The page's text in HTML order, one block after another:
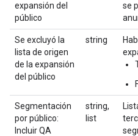
expansión del
público
se
Se excluyó la
lista de origen
de la expansión
del público
string
Segmentación
por público:
Incluir QA
string,
list